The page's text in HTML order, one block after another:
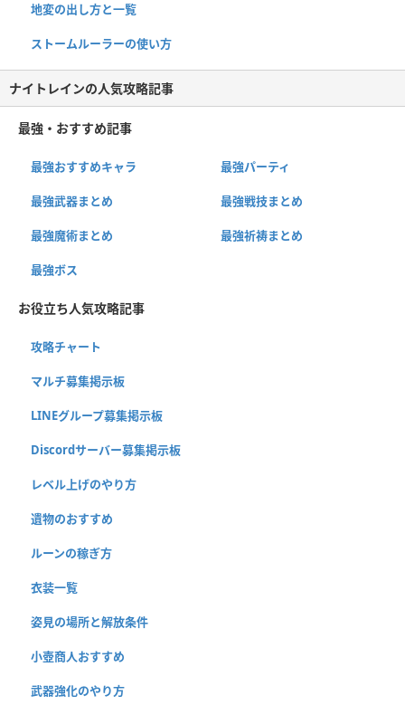
地変の出し方と一覧
ストームルーラーの使い方
ナイトレインの人気攻略記事
最強・おすすめ記事
最強おすすめキャラ 最強パーティ
最強武器まとめ 最強戦技まとめ
最強魔術まとめ 最強祈祷まとめ
最強ボス
お役立ち人気攻略記事
攻略チャート
マルチ募集掲示板
LINEグループ募集掲示板
Discordサーバー募集掲示板
レベル上げのやり方
遺物のおすすめ
ルーンの稼ぎ方
衣装一覧
姿見の場所と解放条件
小壺商人おすすめ
武器強化のやり方